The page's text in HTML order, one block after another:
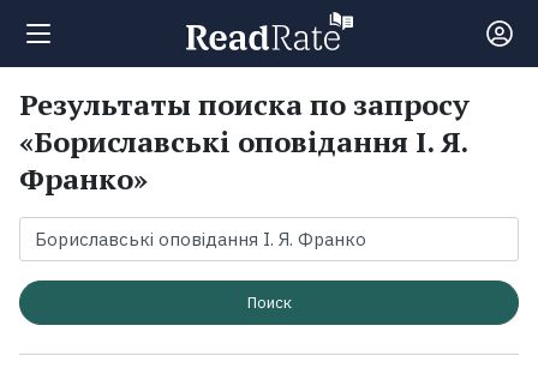
Поиск
Новости
Рейтинги
Результаты поиска по запросу
«Бориславські оповідання І. Я.
Франко»
Поиск